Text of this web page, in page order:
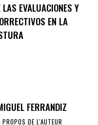
EVALUACIONES Y
EN LA
FERRANDIZ
PROPOS DE L'AUTEUR